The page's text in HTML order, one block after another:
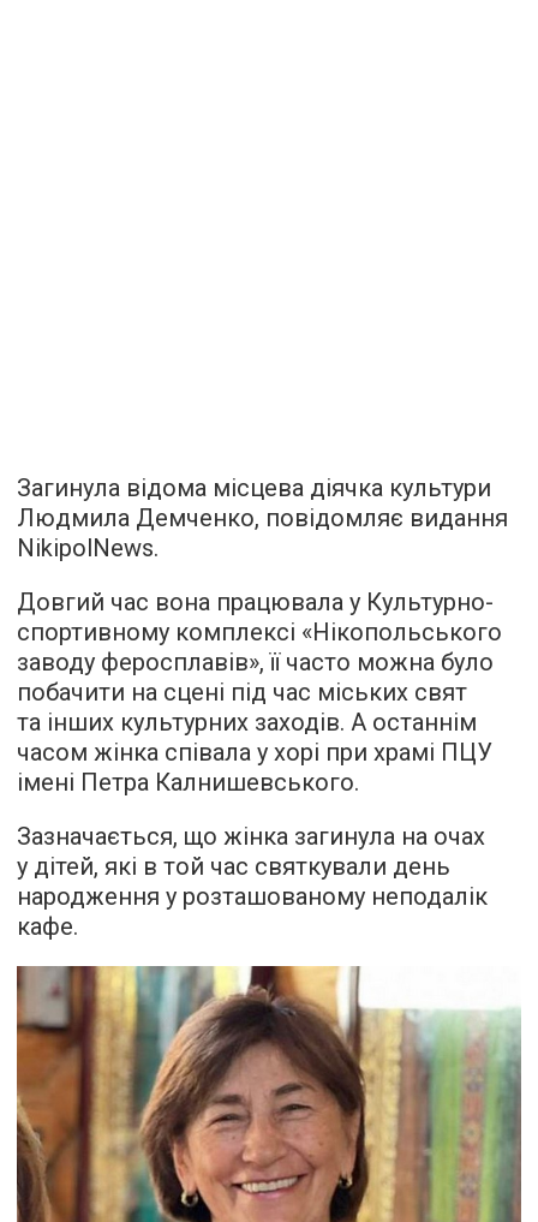
Загинула відома місцева діячка культури
Людмила Демченко, повідомляє видання
NikipolNews.
Довгий час вона працювала у Культурно-
спортивному комплексі «Нікопольського
заводу феросплавів», її часто можна було
побачити на сцені під час міських свят
та інших культурних заходів. А останнім
часом жінка співала у хорі при храмі ПЦУ
імені Петра Калнишевського.
Зазначається, що жінка загинула на очах
у дітей, які в той час святкували день
народження у розташованому неподалік
кафе.